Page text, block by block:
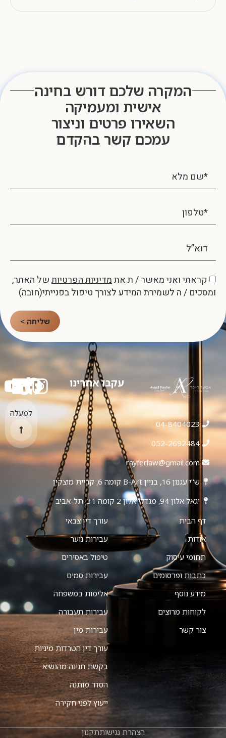
המקרה שלכם דורש בחינה
אישית ומעמיקה
השאירו פרטים וניצור
עמכם קשר בהקדם
קראתי ואני מאשר / ת אתמדיניות הפרטיותשל האתר,
ומסכים / ה לשמירת המידע לצורך טיפול בפנייתי(חובה)
שליחה >
עקבו אחרינו
04-8404023
052-2692484
rayferlaw@gmail.com
ש"י עגנון 16, בניין B-Art קומה 6, קריית מוצקין
יגאל אלון 94, מגדלי אלון 2 קומה 31, תל-אביב
דף הבית
אודות
תחומי עיסוק
כתבות ופרסומים
מידע נוסף
לקוחות מרוצים
צור קשר
עורך דין צבאי
עבירות נוער
טיפול באסירים
עבירות סמים
אלימות במשפחה
עבירות תעבורה
עבירות מין
עורך דין הטרדות מיניות
בקשת חנינה מהנשיא
הסדר מותנה
ייעוץ לפני חקירה
למעלה
הצהרת נגישותתקנון